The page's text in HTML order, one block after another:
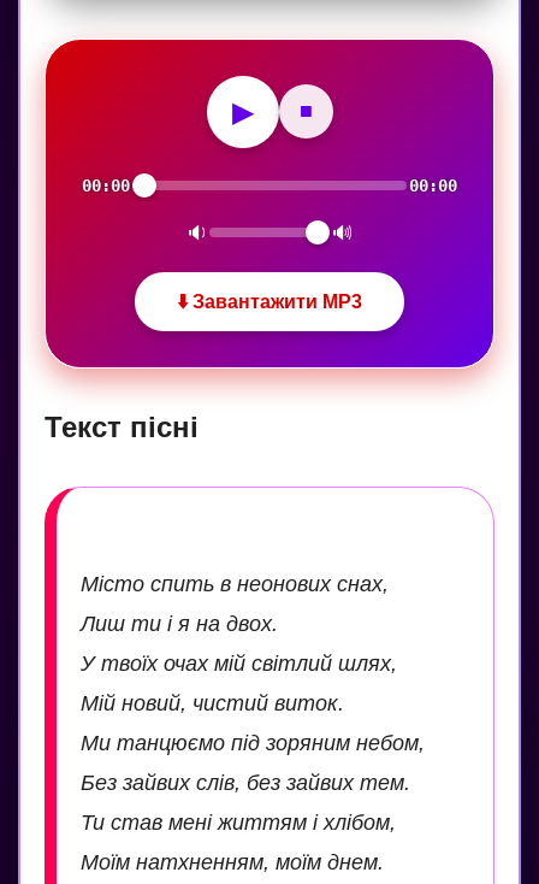
▶ ■
00:00 00:00
🔉 🔊
⬇️ Завантажити MP3
Текст пісні
Місто спить в неонових снах,
Лиш ти і я на двох.
У твоїх очах мій світлий шлях,
Мій новий, чистий виток.
Ми танцюємо під зоряним небом,
Без зайвих слів, без зайвих тем.
Ти став мені життям і хлібом,
Моїм натхненням, моїм днем.